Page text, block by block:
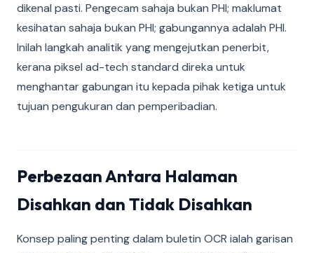
dikenal pasti. Pengecam sahaja bukan PHI; maklumat
kesihatan sahaja bukan PHI; gabungannya adalah PHI.
Inilah langkah analitik yang mengejutkan penerbit,
kerana piksel ad-tech standard direka untuk
menghantar gabungan itu kepada pihak ketiga untuk
tujuan pengukuran dan pemperibadian.
Perbezaan Antara Halaman
Disahkan dan Tidak Disahkan
Konsep paling penting dalam buletin OCR ialah garisan